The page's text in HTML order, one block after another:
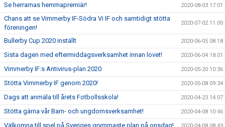
Se herrarnas hemmapremiär! 2020-08-03 17:01
Chans att se Vimmerby IF-Södra Vi IF och samtidigt stötta
föreningen!
2020-07-02 11:00
Bullerby Cup 2020 inställt 2020-06-05 08:18
Sista dagen med eftermiddagsverksamhet innan lovet! 2020-06-04 18:01
Vimmerby IF:s Antivirus-plan 2020 2020-05-20 10:36
Stötta Vimmerby IF genom 2020! 2020-05-08 09:34
Dags att anmäla till årets Fotbollsskola! 2020-04-23 14:07
Stötta gärna vår Barn- och ungdomsverksamhet! 2020-04-08 10:46
Välkomna till spel på Sveriges grymmaste plan på onsdag! 2020-04-08 08:49